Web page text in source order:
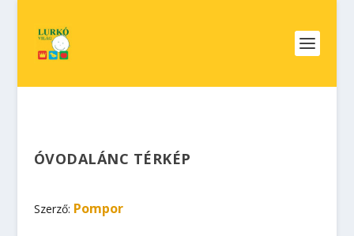
ÓVODALÁNC TÉRKÉP
Szerző: Pompor